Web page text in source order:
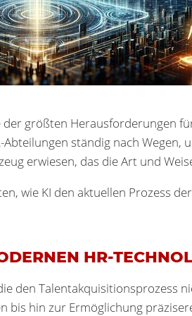
der größten Herausforderungen
ständig nach
erwiesen, das die Art und
wie KI den aktuellen Prozess
HR-
den Talentakquisitionsprozess
bis hin zur Ermöglichung